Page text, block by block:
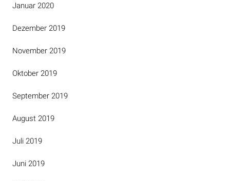
Januar 2020
Dezember 2019
November 2019
Oktober 2019
September 2019
August 2019
Juli 2019
Juni 2019